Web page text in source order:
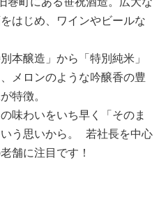
はじめ、ワインやビールな
本醸造」から「特別純米」
メロンのような吟醸香の豊
特徴。
味わいをいち早く「そのま
う思いから。 若社長を中心
舗に注目です！